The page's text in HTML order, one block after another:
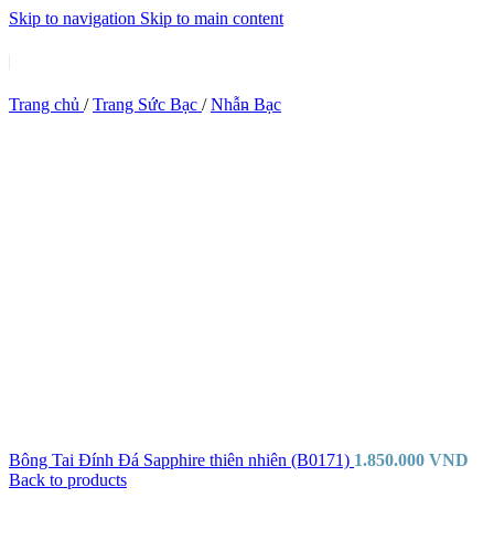
Skip to navigation Skip to main content
Trang chủ / Trang Sức Bạc / Nhẫn Bạc
Bông Tai Đính Đá Sapphire thiên nhiên (B0171) 1.850.000 VND
Back to products